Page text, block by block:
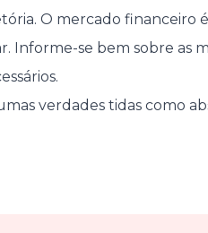
O mercado financeiro
se bem sobre as
verdades tidas como